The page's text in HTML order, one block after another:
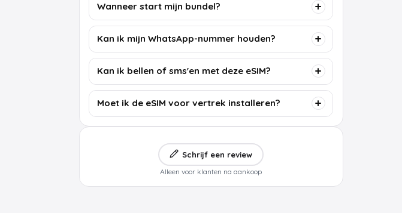
Wanneer start mijn bundel?
Kan ik mijn WhatsApp-nummer houden?
Kan ik bellen of sms'en met deze eSIM?
Moet ik de eSIM voor vertrek installeren?
Schrijf een review
Alleen voor klanten na aankoop